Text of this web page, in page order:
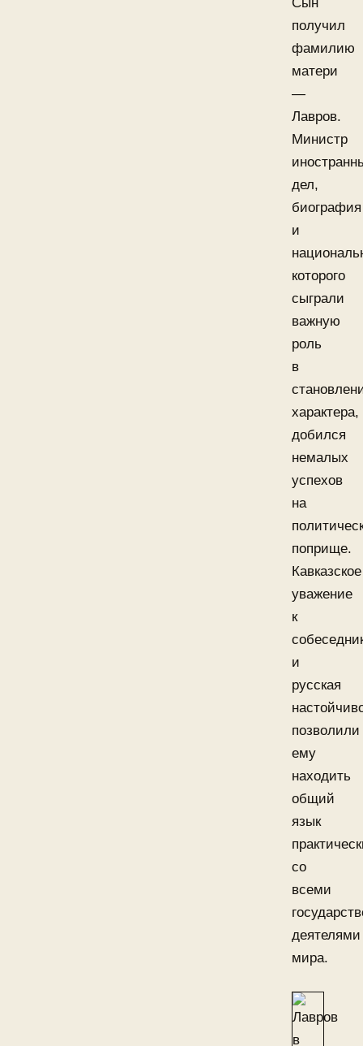
получил
фамилию
матери
—
Лавров.
Министр
дел,
биография
и
которого
сыграли
важную
роль
в
характера,
добился
немалых
успехов
на
поприще.
Кавказское
уважение
к
и
русская
позволили
ему
находить
общий
язык
со
всеми
деятелями
мира.